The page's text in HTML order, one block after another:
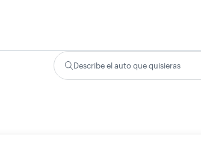
Describe el auto que quisieras